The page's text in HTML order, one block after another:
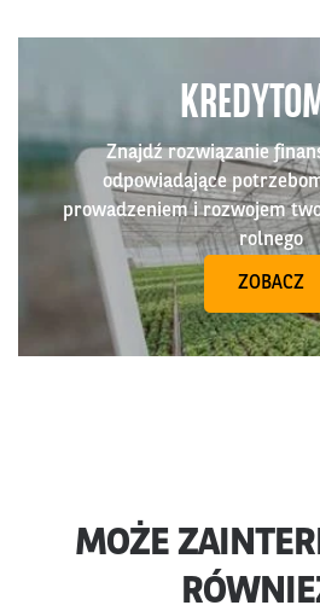
Znajdź rozwiązanie
odpowiadające
prowadzeniem i rozwojem
rolnego
ZOBACZ
MOŻE